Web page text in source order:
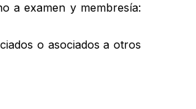
a examen y membresía:
o asociados a otros